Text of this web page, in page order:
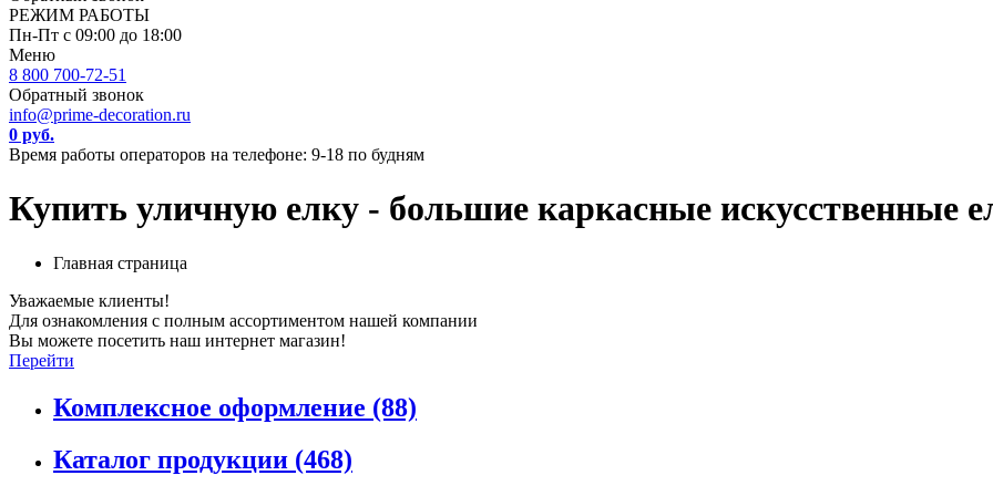
РЕЖИМ РАБОТЫ
Пн-Пт с 09:00 до 18:00
Меню
8 800 700-72-51
Обратный звонок
info@prime-decoration.ru
0 руб.
Время работы операторов на телефоне: 9-18 по будням
Купить уличную елку - большие каркасные искусственные
Главная страница
Уважаемые клиенты!
Для ознакомления с полным ассортиментом нашей компании
Вы можете посетить наш интернет магазин!
Перейти
Комплексное оформление (88)
Каталог продукции (468)